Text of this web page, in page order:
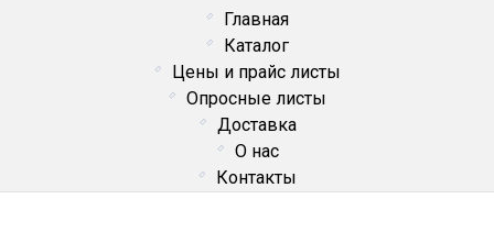
Главная
Каталог
Цены и прайс листы
Опросные листы
Доставка
О нас
Контакты